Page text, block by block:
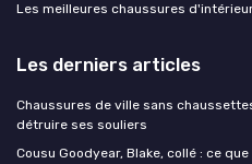
Les meilleures chaussures
Les derniers articles
Chaussures de ville sans
détruire ses souliers
Cousu Goodyear, Blake, collé : ce